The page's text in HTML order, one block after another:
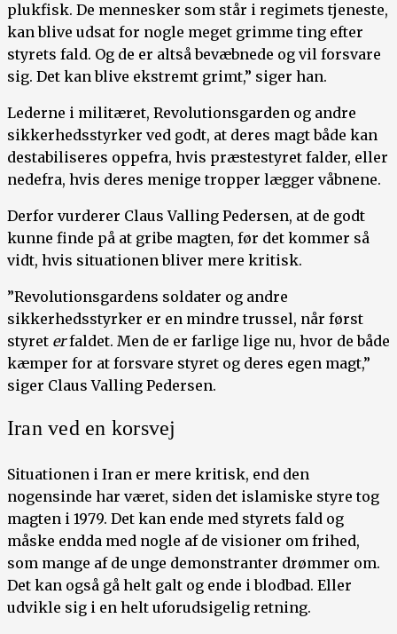
plukfisk. De mennesker som står i regimets tjeneste,
kan blive udsat for nogle meget grimme ting efter
styrets fald. Og de er altså bevæbnede og vil forsvare
sig. Det kan blive ekstremt grimt,” siger han.
Lederne i militæret, Revolutionsgarden og andre
sikkerhedsstyrker ved godt, at deres magt både kan
destabiliseres oppefra, hvis præstestyret falder, eller
nedefra, hvis deres menige tropper lægger våbnene.
Derfor vurderer Claus Valling Pedersen, at de godt
kunne finde på at gribe magten, før det kommer så
vidt, hvis situationen bliver mere kritisk.
”Revolutionsgardens soldater og andre
sikkerhedsstyrker er en mindre trussel, når først
styret erfaldet. Men de er farlige lige nu, hvor de både
kæmper for at forsvare styret og deres egen magt,”
siger Claus Valling Pedersen.
Iran ved en korsvej
Situationen i Iran er mere kritisk, end den
nogensinde har været, siden det islamiske styre tog
magten i 1979. Det kan ende med styrets fald og
måske endda med nogle af de visioner om frihed,
som mange af de unge demonstranter drømmer om.
Det kan også gå helt galt og ende i blodbad. Eller
udvikle sig i en helt uforudsigelig retning.